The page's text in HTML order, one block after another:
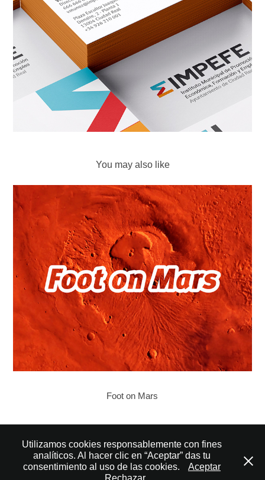
You may also like
Foot on Mars
© 2007 – 2025 Volarte Branding
Utilizamos cookies responsablemente con fines
analíticos. Al hacer clic en “Aceptar” das tu
consentimiento al uso de las cookies.
Aceptar
Rechazar